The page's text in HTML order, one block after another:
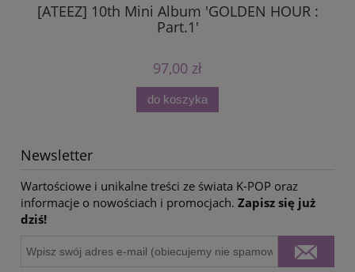
[ATEEZ] 10th Mini Album 'GOLDEN HOUR :
Part.1'
97,00 zł
do koszyka
Newsletter
Wartościowe i unikalne treści ze świata K-POP oraz
informacje o nowościach i promocjach. Zapisz się już
dziś!